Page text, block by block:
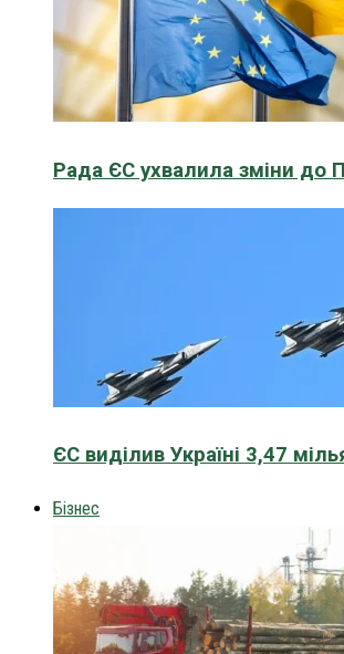
Рада ЄС ухвалила зміни до
ЄС виділив Україні 3,47
Бізнес